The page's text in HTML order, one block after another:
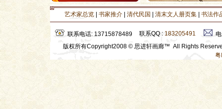
艺术家总览 书家推介 清代民国 清末文人册页集 书法作
联系电话: 13715878489 联系QQ : 183205491
版权所有Copyright2008 © 思进轩画廊™ All Rights